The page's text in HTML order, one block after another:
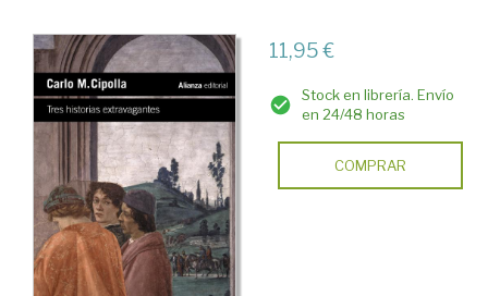
11,95 €
Stock en librería. Envío
en 24/48 horas
COMPRAR